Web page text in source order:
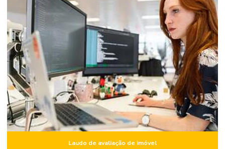
Laudo de avaliação de imóvel para venda
Laudo estrutural predial
Laudo estrutural residencial
Laudo de inspeção predial
Laudo de obra
Laudo de obra civil
Laudo de patologia estrutural
Laudo pericial predialLaudo de avaliação de imóvel